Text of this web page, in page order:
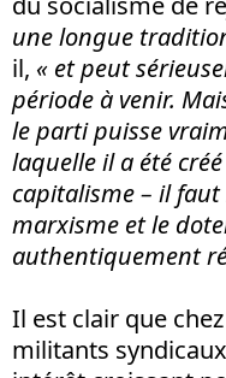
une longue
il, « et peut
période à venir.
le parti puisse
laquelle il a été
capitalisme – il
marxisme et le
authentiquement
Il est clair que
militants